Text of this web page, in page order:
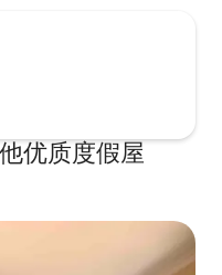
优质度假屋